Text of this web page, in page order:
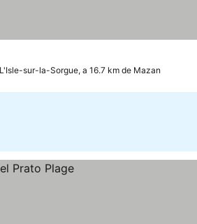
L'Isle-sur-la-Sorgue, a 16.7 km de Mazan